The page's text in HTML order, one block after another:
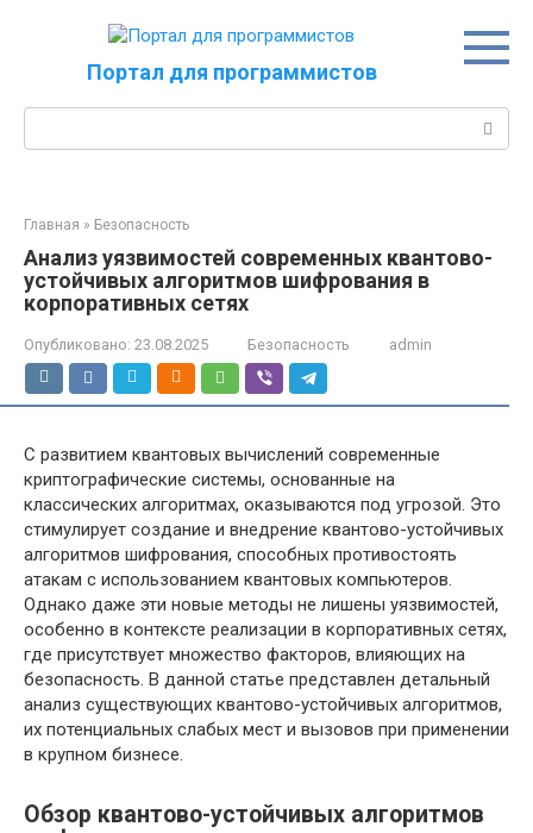
Портал для программистов
Главная » Безопасность
Анализ уязвимостей современных квантово-
устойчивых алгоритмов шифрования в
корпоративных сетях
Опубликовано: 23.08.2025 Безопасность admin
С развитием квантовых вычислений современные
криптографические системы, основанные на
классических алгоритмах, оказываются под угрозой. Это
стимулирует создание и внедрение квантово-устойчивых
алгоритмов шифрования, способных противостоять
атакам с использованием квантовых компьютеров.
Однако даже эти новые методы не лишены уязвимостей,
особенно в контексте реализации в корпоративных сетях,
где присутствует множество факторов, влияющих на
безопасность. В данной статье представлен детальный
анализ существующих квантово-устойчивых алгоритмов,
их потенциальных слабых мест и вызовов при применении
в крупном бизнесе.
Обзор квантово-устойчивых алгоритмов